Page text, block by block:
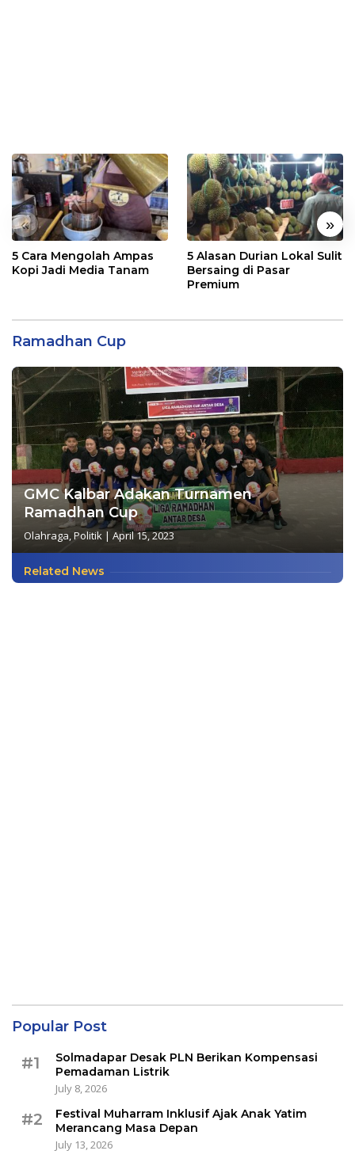
« »
5 Cara Mengolah Ampas
Kopi Jadi Media Tanam
5 Alasan Durian Lokal Sulit
Bersaing di Pasar
Premium
Ramadhan Cup
GMC Kalbar Adakan Turnamen
Ramadhan Cup
Olahraga,Politik | April 15, 2023
Related News
Popular Post
#1
Solmadapar Desak PLN Berikan Kompensasi
Pemadaman Listrik
July 8, 2026
#2
Festival Muharram Inklusif Ajak Anak Yatim
Merancang Masa Depan
July 13, 2026